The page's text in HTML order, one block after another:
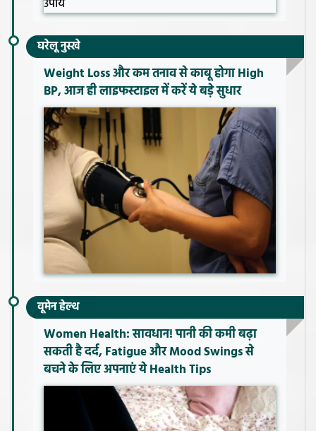
घरेलू नुस्खे
Weight Loss और कम तनाव से काबू होगा High
BP, आज ही लाइफस्टाइल में करें ये बड़े सुधार
वूमेन हेल्थ
Women Health: सावधान! पानी की कमी बढ़ा
सकती है दर्द, Fatigue और Mood Swings से
बचने के लिए अपनाएं ये Health Tips